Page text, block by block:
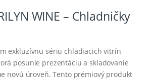
WINE – Chladničky
exkluzívnu sériu chladiacich vitrín
posunie prezentáciu a skladovanie
novú úroveň. Tento prémiový produkt